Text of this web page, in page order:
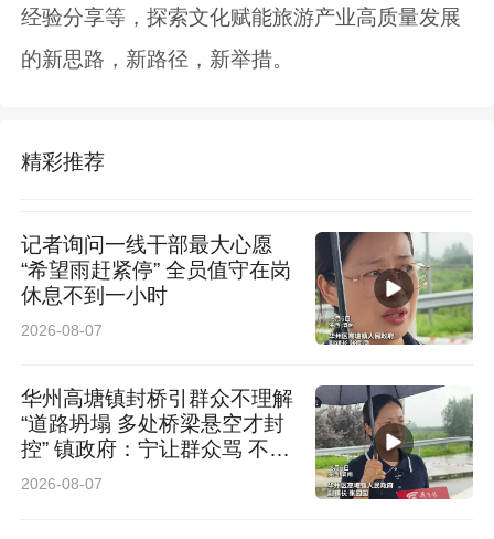
经验分享等，探索文化赋能旅游产业高质量发展
的新思路，新路径，新举措。
精彩推荐
记者询问一线干部最大心愿
“希望雨赶紧停” 全员值守在岗
休息不到一小时
2026-08-07
华州高塘镇封桥引群众不理解
“道路坍塌 多处桥梁悬空才封
控” 镇政府：宁让群众骂 不让
群众哭
2026-08-07